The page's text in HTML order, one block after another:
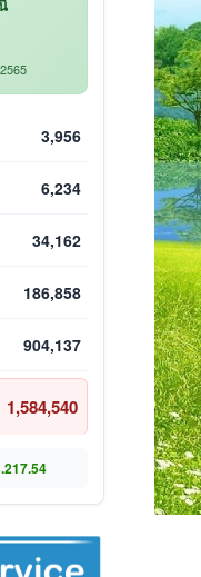
3,956
6,234
34,162
186,858
904,137
1,584,540